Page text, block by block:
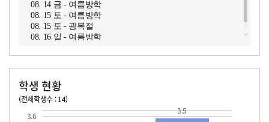
08. 14 금 - 여름방학
08. 15 토 - 여름방학
08. 15 토 - 광복절
08. 16 일 - 여름방학
학생 현황
(전체학생수 : 14)
3.6 3.5